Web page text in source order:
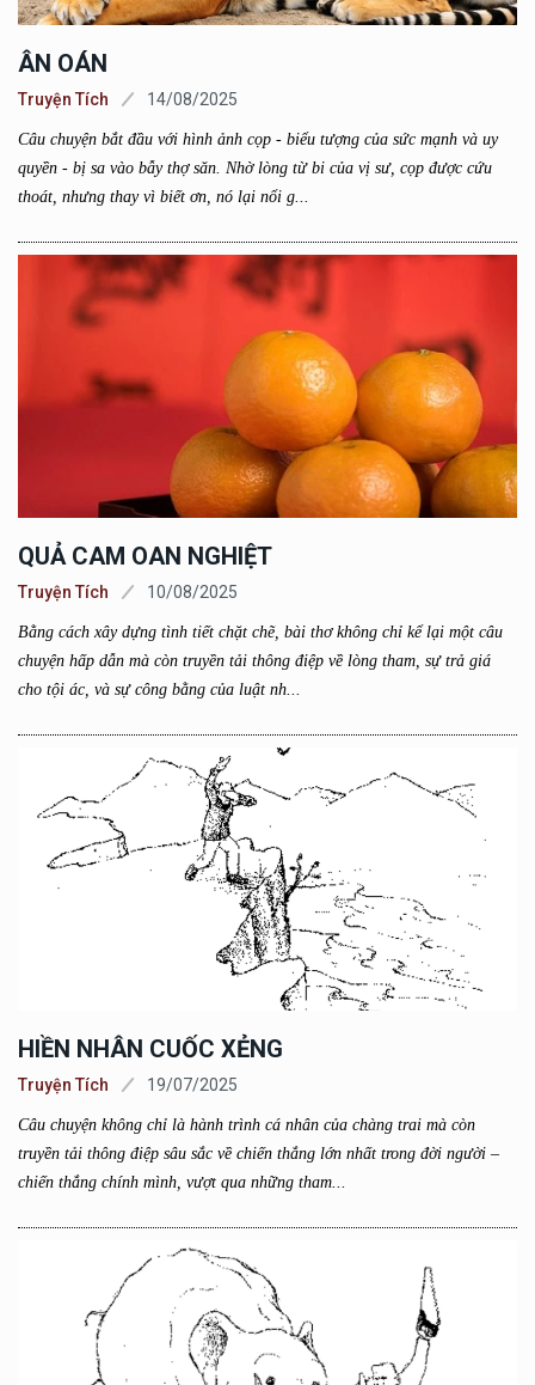
ÂN OÁN
Truyện Tích 14/08/2025
Câu chuyện bắt đầu với hình ảnh cọp - biểu tượng của sức mạnh và uy
quyền - bị sa vào bẫy thợ săn. Nhờ lòng từ bi của vị sư, cọp được cứu
thoát, nhưng thay vì biết ơn, nó lại nổi g...
QUẢ CAM OAN NGHIỆT
Truyện Tích 10/08/2025
Bằng cách xây dựng tình tiết chặt chẽ, bài thơ không chỉ kể lại một câu
chuyện hấp dẫn mà còn truyền tải thông điệp về lòng tham, sự trả giá
cho tội ác, và sự công bằng của luật nh...
HIỀN NHÂN CUỐC XẺNG
Truyện Tích 19/07/2025
Câu chuyện không chỉ là hành trình cá nhân của chàng trai mà còn
truyền tải thông điệp sâu sắc về chiến thắng lớn nhất trong đời người –
chiến thắng chính mình, vượt qua những tham...